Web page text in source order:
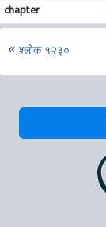
chapter
श्लोक १२३०